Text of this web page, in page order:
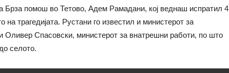
Брза помош во Тетово, Адем Рамадани, кој веднаш испратил 4
трагедијата. Рустани го известил и министерот за
Оливер Спасовски, министерот за внатрешни работи, по што
селото.